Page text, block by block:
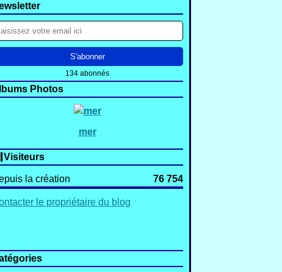
134 abonnés
Photos
mer
Visiteurs
la création 76 754
le propriétaire du blog